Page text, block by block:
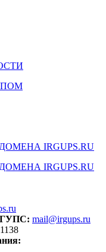
IRGUPS.RU
IRGUPS.RU
mail@irgups.ru